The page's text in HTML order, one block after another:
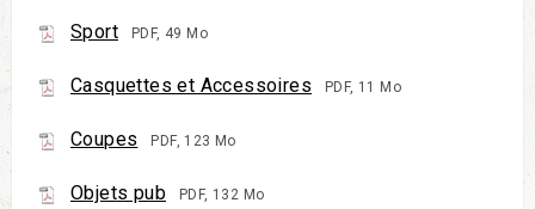
Sport PDF, 49 Mo
Casquettes et Accessoires PDF, 11 Mo
Coupes PDF, 123 Mo
Objets pub PDF, 132 Mo